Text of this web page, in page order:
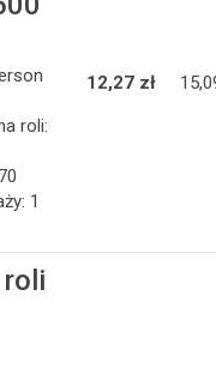
roli:
1
12,27 zł